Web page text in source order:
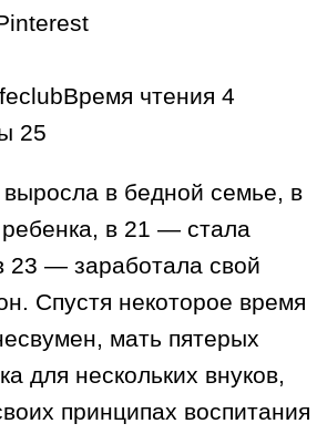
Время чтения 4
25
в бедной семье, в
в 21 — стала
23 — заработала свой
Спустя некоторое время
мать пятерых
для нескольких внуков,
принципах воспитания